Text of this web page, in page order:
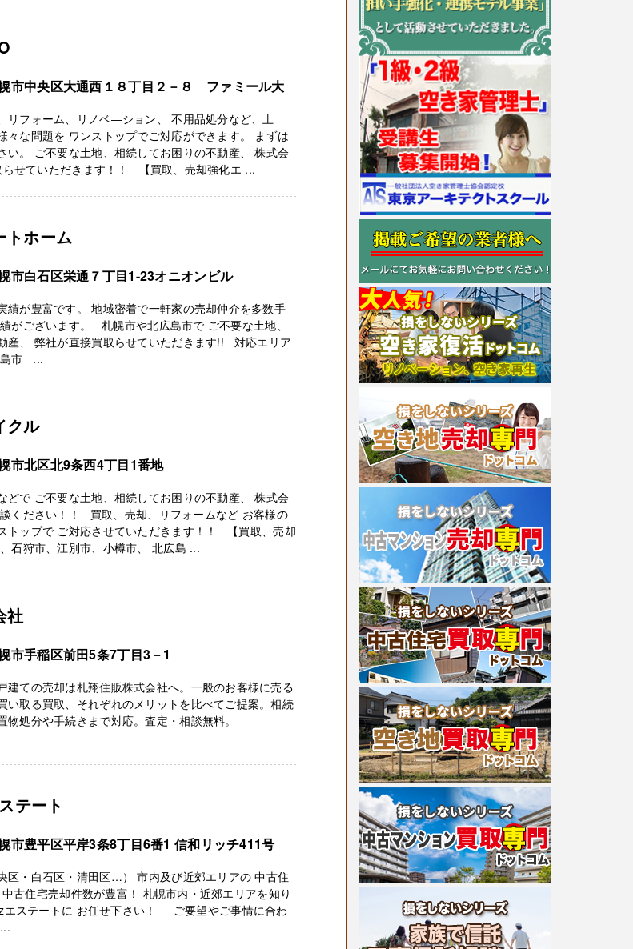
市中央区大通西１８丁目２－８ ファミール大
リフォーム、リノベ―ション、 不用品処分など、土
々な問題を ワンストップでご対応ができます。 まずは
い。 ご不要な土地、相続してお困りの不動産、 株式会
せていただきます！！ 【買取、売却強化エ ...
トホーム
市白石区栄通７丁目1-23オニオンビル
績が豊富です。 地域密着で一軒家の売却仲介を多数手
がございます。 札幌市や北広島市で ご不要な土地、
産、 弊社が直接買取らせていただきます!! 対応エリア
島市 ...
クル
市北区北9条西4丁目1番地
どで ご不要な土地、相続してお困りの不動産、 株式会
ください！！ 買取、売却、リフォームなど お客様の
トップで ご対応させていただきます！！ 【買取、売却
石狩市、江別市、小樽市、 北広島 ...
社
市手稲区前田5条7丁目3－1
建ての売却は札翔住販株式会社へ。一般のお客様に売る
い取る買取、それぞれのメリットを比べてご提案。相続
物処分や手続きまで対応。査定・相談無料。
テート
市豊平区平岸3条8丁目6番1 信和リッチ411号
区・白石区・清田区…） 市内及び近郊エリアの 中古住
住宅売却件数が豊富！ 札幌市内・近郊エリアを知り
エステートに お任せ下さい！ ご要望やご事情に合わ